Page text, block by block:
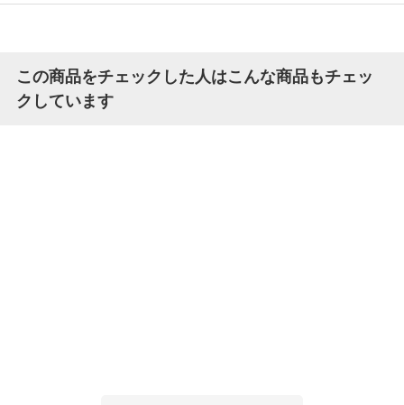
この商品をチェックした人はこんな商品もチェッ
クしています